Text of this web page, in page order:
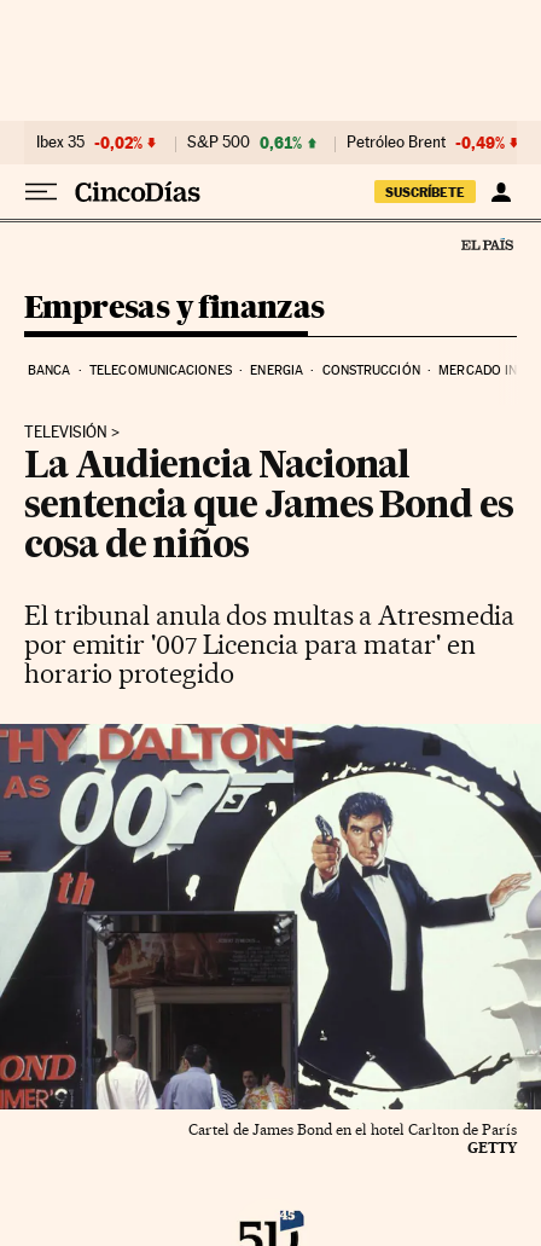
Ibex 35 -0,02% S&P 500 0,61% Petróleo Brent -0,49%
SUSCRÍBETE
Empresas y finanzas
BANCA TELECOMUNICACIONES ENERGIA CONSTRUCCIÓN MERCADO
TELEVISIÓN
La Audiencia Nacional
sentencia que James Bond es
cosa de niños
El tribunal anula dos multas a Atresmedia
por emitir '007 Licencia para matar' en
horario protegido
Cartel de James Bond en el hotel Carlton de París
GETTY